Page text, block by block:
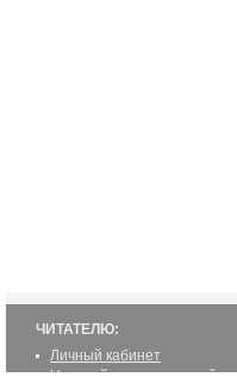
ЧИТАТЕЛЮ:
Личный кабинет
Настройка уведомлений